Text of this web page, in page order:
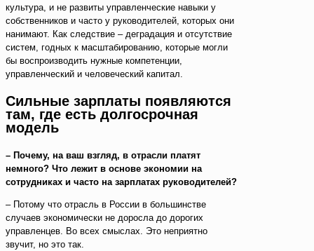
культура, и не развиты управленческие навыки у
собственников и часто у руководителей, которых они
нанимают. Как следствие – деградация и отсутствие
систем, годных к масштабированию, которые могли
бы воспроизводить нужные компетенции,
управленческий и человеческий капитал.
Сильные зарплаты появляются
там, где есть долгосрочная
модель
– Почему, на ваш взгляд, в отрасли платят
немного? Что лежит в основе экономии на
сотрудниках и часто на зарплатах руководителей?
– Потому что отрасль в России в большинстве
случаев экономически не доросла до дорогих
управленцев. Во всех смыслах. Это неприятно
звучит, но это так.